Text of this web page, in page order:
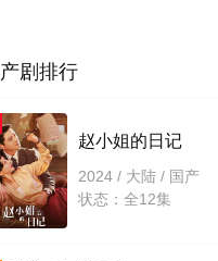
剧排行
赵小姐的日记
2024 / 大陆 / 国产
状态：全12集